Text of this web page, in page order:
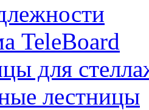
TeleBoard
для
лестницы